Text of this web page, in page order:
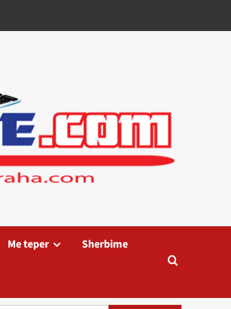
Me teper Sherbime